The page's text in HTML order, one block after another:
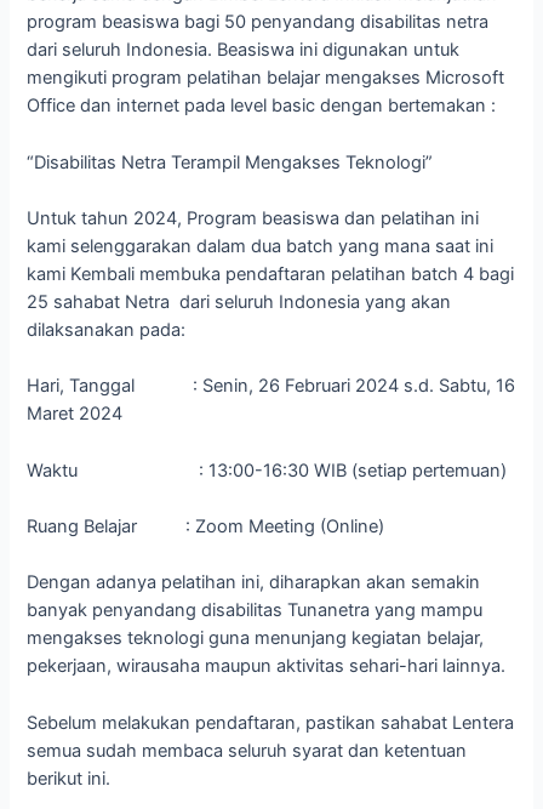
program beasiswa bagi 50 penyandang disabilitas netra
dari seluruh Indonesia. Beasiswa ini digunakan untuk
mengikuti program pelatihan belajar mengakses Microsoft
Office dan internet pada level basic dengan bertemakan :
“Disabilitas Netra Terampil Mengakses Teknologi”
Untuk tahun 2024, Program beasiswa dan pelatihan ini
kami selenggarakan dalam dua batch yang mana saat ini
kami Kembali membuka pendaftaran pelatihan batch 4 bagi
25 sahabat Netra dari seluruh Indonesia yang akan
dilaksanakan pada:
Hari, Tanggal : Senin, 26 Februari 2024 s.d. Sabtu, 16
Maret 2024
Waktu : 13:00-16:30 WIB (setiap pertemuan)
Ruang Belajar : Zoom Meeting (Online)
Dengan adanya pelatihan ini, diharapkan akan semakin
banyak penyandang disabilitas Tunanetra yang mampu
mengakses teknologi guna menunjang kegiatan belajar,
pekerjaan, wirausaha maupun aktivitas sehari-hari lainnya.
Sebelum melakukan pendaftaran, pastikan sahabat Lentera
semua sudah membaca seluruh syarat dan ketentuan
berikut ini.